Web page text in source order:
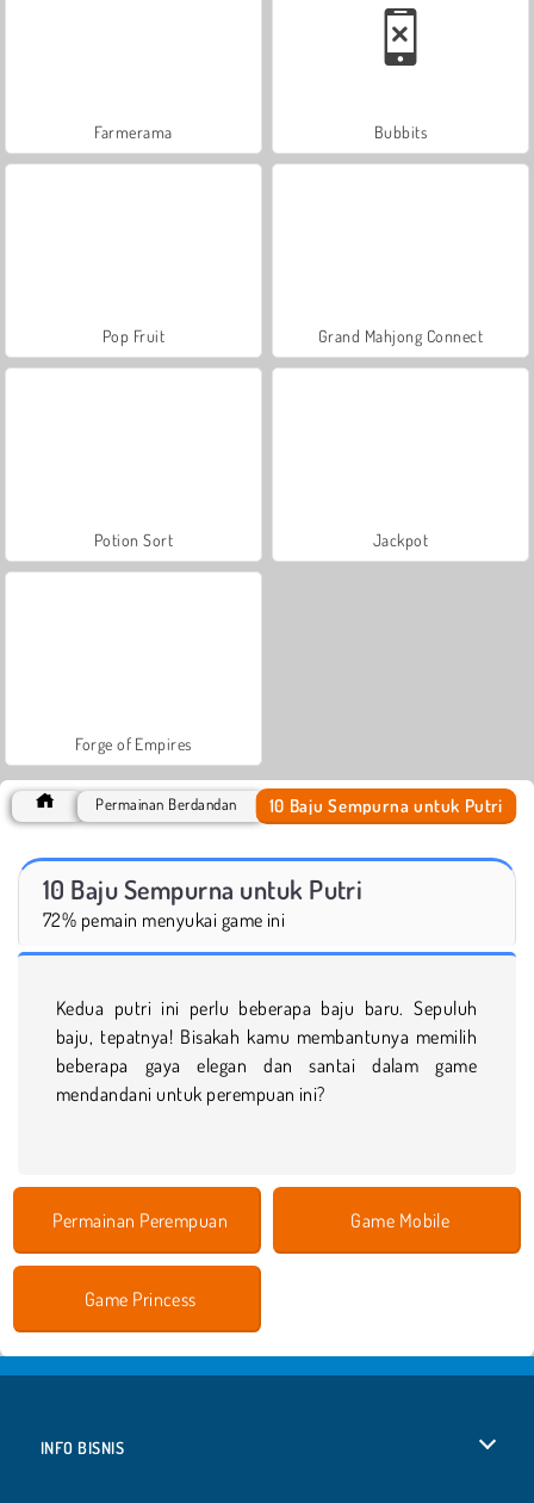
Farmerama Bubbits
Pop Fruit Grand Mahjong Connect
Potion Sort Jackpot
Forge of Empires
Permainan Berdandan 10 Baju Sempurna untuk Putri
10 Baju Sempurna untuk Putri
72% pemain menyukai game ini
Kedua putri ini perlu beberapa baju baru. Sepuluh
baju, tepatnya! Bisakah kamu membantunya memilih
beberapa gaya elegan dan santai dalam game
mendandani untuk perempuan ini?
Permainan Perempuan Game Mobile
Game Princess
INFO BISNIS